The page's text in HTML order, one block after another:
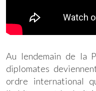
Au lendemain de la
diplomates
ordre international